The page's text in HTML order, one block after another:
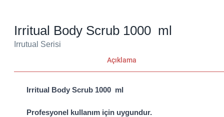
Irritual Body Scrub 1000 ml
Irrutual Serisi
Açıklama
Irritual Body Scrub 1000 ml
Profesyonel kullanım için uygundur.